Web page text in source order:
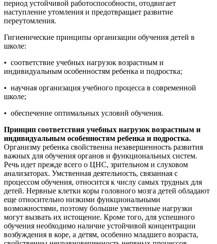
период устойчивой работоспособности, отодвигает
наступление утомления и предотвращает развитие
переутомления.
Гигиенические принципы организации обучения детей в
школе:
• соответствие учебных нагрузок возрастным и
индивидуальным особенностям ребенка и подростка;
• научная организация учебного процесса в современной
школе;
• обеспечение оптимальных условий обучения.
Принцип соответствия учебных нагрузок возрастным и
индивидуальным особенностям ребенка и подростка.
Организму ребенка свойственна незавершенность развития
важных для обучения органов и функциональных систем.
Речь идет прежде всего о ЦНС, зрительном и слуховом
анализаторах. Умственная деятельность, связанная с
процессом обучения, относится к числу самых трудных для
детей. Нервные клетки коры головного мозга детей обладают
еще относительно низкими функциональными
возможностями, поэтому большие умственные нагрузки
могут вызвать их истощение. Кроме того, для успешного
обучения необходимо наличие устойчивой концентрации
возбуждения в коре, а детям, особенно младшего возраста,